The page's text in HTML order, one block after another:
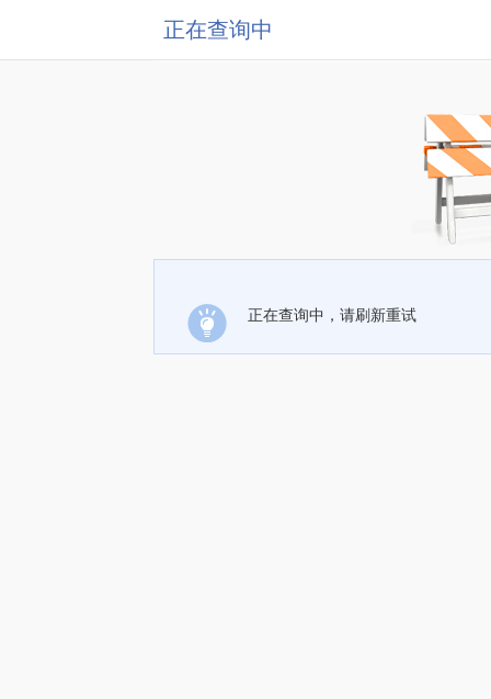
正在查询中
正在查询中，请刷新重试